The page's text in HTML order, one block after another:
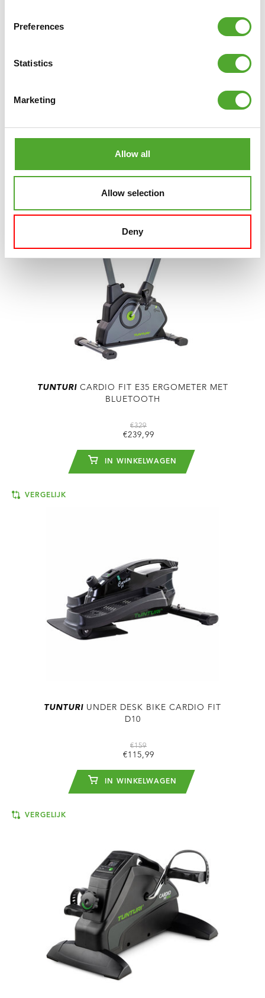
Preferences
Statistics
Marketing
Allow all
Allow selection
Deny
TUNTURI
HOMETRAINER CARDIO FIT E30
VERGELIJK
TUNTURICARDIO FIT E35 ERGOMETER MET
BLUETOOTH
€329
€239,99
IN WINKELWAGEN
VERGELIJK
TUNTURI UNDER DESK BIKE CARDIO FIT
D10
€159
€115,99
IN WINKELWAGEN
VERGELIJK